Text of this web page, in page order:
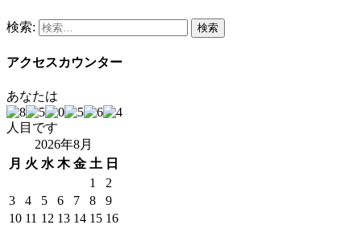
検索:
アクセスカウンター
あなたは
人目です
2026年8月
月 火 水 木 金 土 日
1
2
3
4 5 6 7 8
9
10 11 12 13 14 15 16